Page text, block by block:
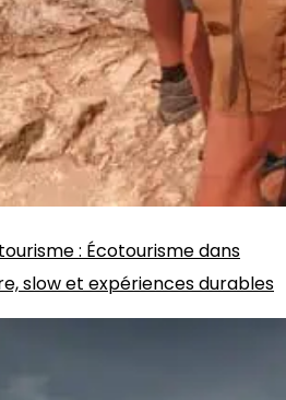
: Écotourisme dans
slow et expériences durables